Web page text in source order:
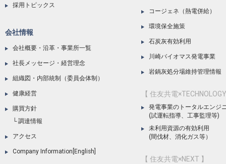
採用トピックス
会社情報
会社概要・沿革・事業所一覧
社長メッセージ・経営理念
組織図・内部統制（委員会体制）
健康経営
購買方針
調達情報
アクセス
Company Information[English]
コージェネ（熱電併給）
環境保全施策
石炭灰有効利用
川崎バイオマス発電事業
岩鍋灰処分場維持管理情報
【 住友共電
発電事業のトータルエンジ
(試運転指導、工事監理等)
未利用資源の有効利用
(間伐材、消化ガス等）
【 住友共電×NEXT 】